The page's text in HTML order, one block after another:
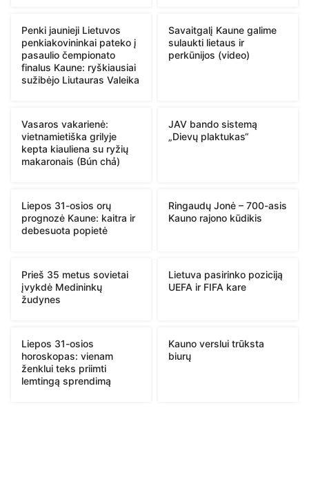
Penki jaunieji Lietuvos
penkiakovininkai pateko į
pasaulio čempionato
finalus Kaune: ryškiausiai
sužibėjo Liutauras Valeika
Savaitgalį Kaune galime
sulaukti lietaus ir
perkūnijos (video)
Vasaros vakarienė:
vietnamietiška grilyje
kepta kiauliena su ryžių
makaronais (Bún chả)
JAV bando sistemą
„Dievų plaktukas“
Liepos 31-osios orų
prognozė Kaune: kaitra ir
debesuota popietė
Ringaudų Jonė – 700-asis
Kauno rajono kūdikis
Prieš 35 metus sovietai
įvykdė Medininkų
žudynes
Lietuva pasirinko poziciją
UEFA ir FIFA kare
Liepos 31-osios
horoskopas: vienam
ženklui teks priimti
lemtingą sprendimą
Kauno verslui trūksta
biurų